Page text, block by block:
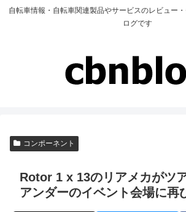
自転車情報・自転車関連製品やサービスのレビュー
ログです
コンポーネント
Rotor 1 x 13のリアメカがツ
アンダーのイベント会場に再